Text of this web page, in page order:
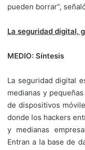
pueden borrar”,
La seguridad digital,
MEDIO: Síntesis
La seguridad digital
medianas y
de dispositivos
donde los hackers
y medianas
Entran a la base de